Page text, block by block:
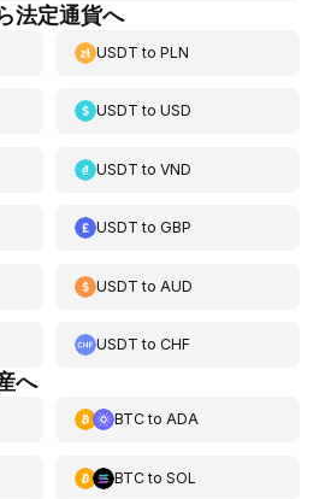
法定通貨へ
USDT toPLN
USDT toUSD
USDT toVND
USDT toGBP
USDT to AUD
USDT toCHF
へ
BTCto ADA
BTCto SOL